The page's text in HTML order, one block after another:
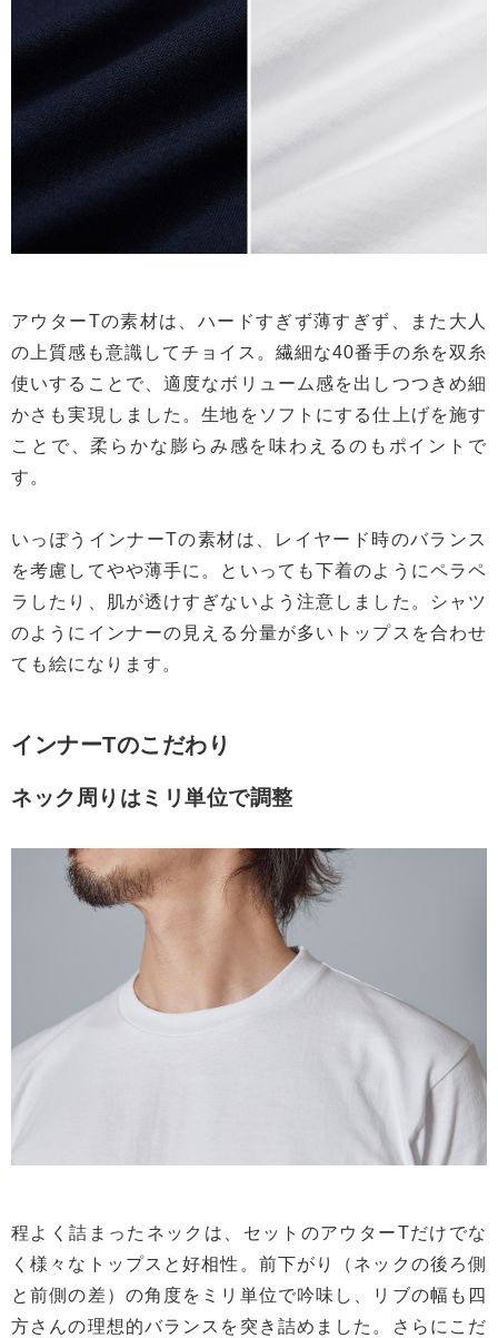
アウターTの素材は、ハードすぎず薄すぎず、また大人
の上質感も意識してチョイス。繊細な40番手の糸を双糸
使いすることで、適度なボリューム感を出しつつきめ細
かさも実現しました。生地をソフトにする仕上げを施す
ことで、柔らかな膨らみ感を味わえるのもポイントで
す。
いっぽうインナーTの素材は、レイヤード時のバランス
を考慮してやや薄手に。といっても下着のようにペラペ
ラしたり、肌が透けすぎないよう注意しました。シャツ
のようにインナーの見える分量が多いトップスを合わせ
ても絵になります。
インナーTのこだわり
ネック周りはミリ単位で調整
程よく詰まったネックは、セットのアウターTだけでな
く様々なトップスと好相性。前下がり（ネックの後ろ側
と前側の差）の角度をミリ単位で吟味し、リブの幅も四
方さんの理想的バランスを突き詰めました。さらにこだ